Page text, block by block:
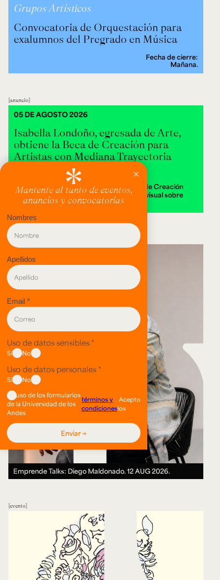
Grupos Artísticos
Convocatoria de Orquestación para
exalumnos del Pregrado en Música
Fecha de cierre:
Mañana.
anuncio
Isabella Londoño, egresada de Arte,
obtiene la Beca de Creación para
Artistas con Mediana Trayectoria
Alejandra Isabella Londoño ganó la Beca de Creación
2026 con Destierra, una instalación audiovisual sobre
memoria y territorio.
05 DE AGOSTO 2026
evento
Emprende Talks: Diego Maldonado.12 AUG 2026.
evento